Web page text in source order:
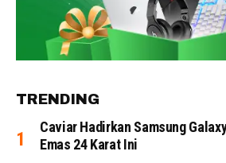
TRENDING
Caviar Hadirkan Samsung
Emas 24 Karat Ini